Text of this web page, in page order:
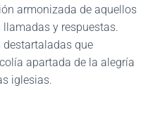
armonizada de aquellos
y respuestas.
destartaladas que
apartada de la alegría
iglesias.